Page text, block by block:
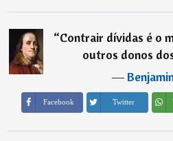
“Contrair dívidas é o
outros donos
―
Facebook Twitter